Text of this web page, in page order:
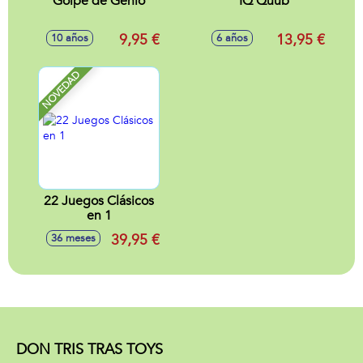
10 años 9,95 € 6 años 13,95 €
NOVEDAD
22 Juegos Clásicos
en 1
36 meses 39,95 €
DON TRIS TRAS TOYS